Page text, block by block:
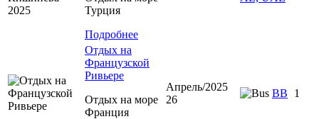
Турция
Подробнее
Отдых на
Французской
Ривьере
Отдых на море
Франция
Апрель/2025
26
BB 1